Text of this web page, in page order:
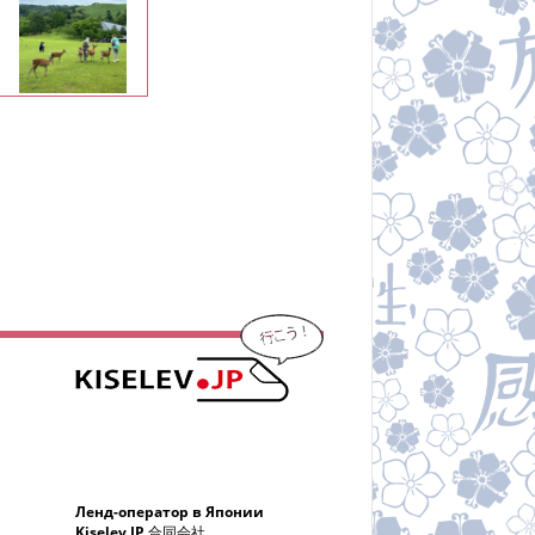
Ленд-оператор в Японии